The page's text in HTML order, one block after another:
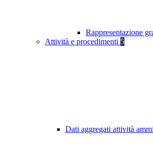
Rappresentazione
Attività e procedimenti 5
Dati aggregati attività